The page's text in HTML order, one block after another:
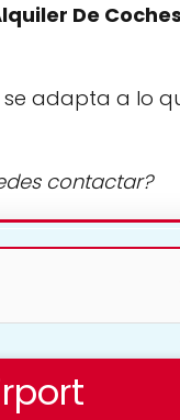
De
adapta a lo
contactar?